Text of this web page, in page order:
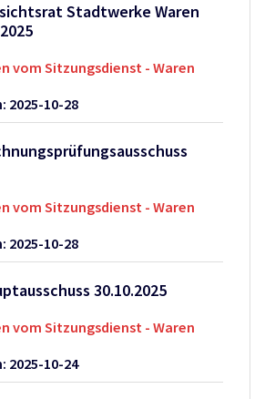
Stadtwerke Waren
vom Sitzungsdienst - Waren
2025-10-28
vom Sitzungsdienst - Waren
2025-10-28
30.10.2025
vom Sitzungsdienst - Waren
2025-10-24